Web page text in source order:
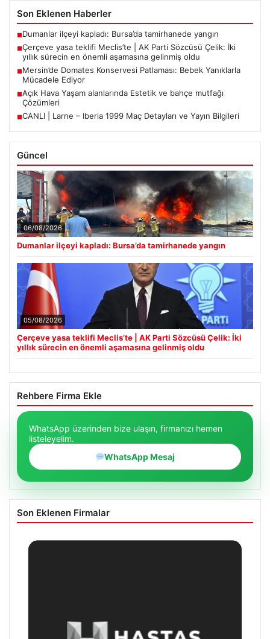
Son Eklenen Haberler
■Dumanlar ilçeyi kapladı: Bursa’da tamirhanede yangın
■Çerçeve yasa teklifi Meclis’te | AK Parti Sözcüsü Çelik: İki
yıllık sürecin en önemli aşamasına gelinmiş oldu
■Mersin’de Domates Konservesi Patlaması: Bebek Yanıklarla
Mücadele Ediyor
■Açık Hava Yaşam alanlarında Estetik ve bahçe mutfağı
Çözümleri
■CANLI | Larne – Iberia 1999 Maç Detayları ve Yayın Bilgileri
Güncel
06/08/2026
Dumanlar ilçeyi kapladı: Bursa’da tamirhanede yangın
05/08/2026
Çerçeve yasa teklifi Meclis’te | AK Parti Sözcüsü Çelik: İki
yıllık sürecin en önemli aşamasına gelinmiş oldu
Rehbere Firma Ekle
WhatsApp üzerinden bize ulaşın, firmanızı hemen
listeleyelim.
WhatsApp Mesaj
Son Eklenen Firmalar